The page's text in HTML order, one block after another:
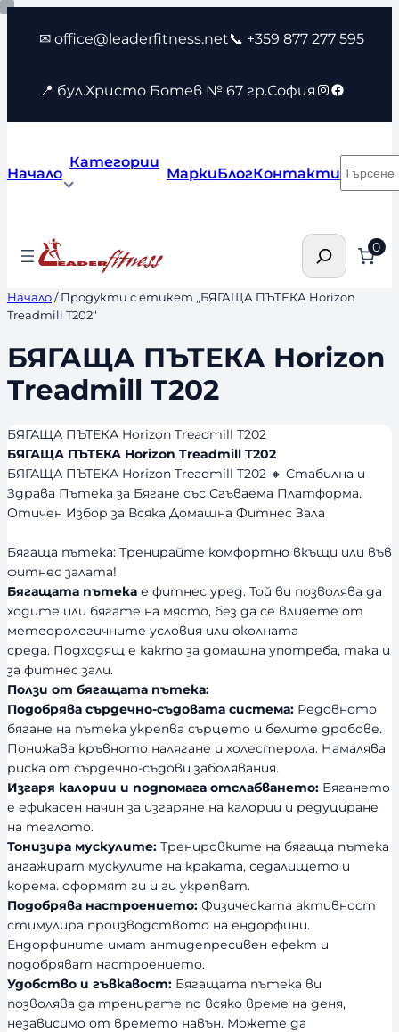
Към
съдържанието
✉ office@leaderfitness.net📞 +359 877 277 595
📍 бул.Христо Ботев № 67 гр.София Instagram
Facebook
Начало
Категории
МаркиБлогКонтакти
Търсене 0
Начало/ Продукти с етикет „БЯГАЩА ПЪТЕКА Horizon
Treadmill T202“
БЯГАЩА ПЪТЕКА Horizon
Treadmill T202
БЯГАЩА ПЪТЕКА Horizon Treadmill T202
БЯГАЩА ПЪТЕКА Horizon Treadmill T202
БЯГАЩА ПЪТЕКА Horizon Treadmill T202 🔸 Стабилна и
Здрава Пътека за Бягане със Сгъваема Платформа.
Отичен Избор за Всяка Домашна Фитнес Зала
Бягаща пътека: Тренирайте комфортно вкъщи или във
фитнес залата!
Бягащата пътека е фитнес уред. Той ви позволява да
ходите или бягате на място, без да се влияете от
метеорологичните условия или околната
среда. Подходящ е както за домашна употреба, така и
за фитнес зали.
Ползи от бягащата пътека:
Подобрява сърдечно-съдовата система: Редовното
бягане на пътека укрепва сърцето и белите дробове.
Понижава кръвното налягане и холестерола. Намалява
риска от сърдечно-съдови заболявания.
Изгаря калории и подпомага отслабването: Бягането
е ефикасен начин за изгаряне на калории и редуциране
на теглото.
Тонизира мускулите: Тренировките на бягаща пътека
ангажират мускулите на краката, седалището и
корема. оформят ги и ги укрепват.
Подобрява настроението: Физическата активност
стимулира производството на ендорфини.
Ендорфините имат антидепресивен ефект и
подобряват настроението.
Удобство и гъвкавост: Бягащата пътека ви
позволява да тренирате по всяко време на деня,
независимо от времето навън. Можете да